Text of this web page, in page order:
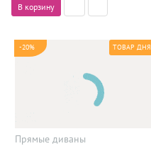
В корзину
-20% ТОВАР ДНЯ
Прямые диваны